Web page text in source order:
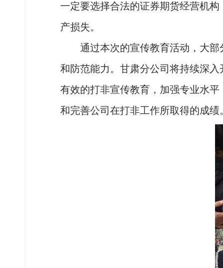
一定要选择合法的证券期货经营机
产损失。
通过本次的宣传教育活动，大部
和防范能力。甘肃分公司将持续深
有效的打非宣传教育，加强专业水
和完善公司在打非工作所取得的成绩